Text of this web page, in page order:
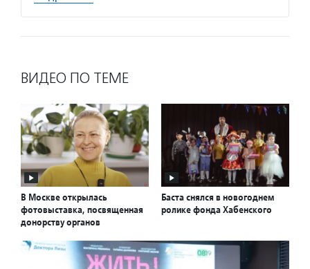
ВИДЕО ПО ТЕМЕ
В Москве открылась
фотовыставка, посвященная
донорству органов
Баста снялся в новогоднем
ролике фонда Хабенского